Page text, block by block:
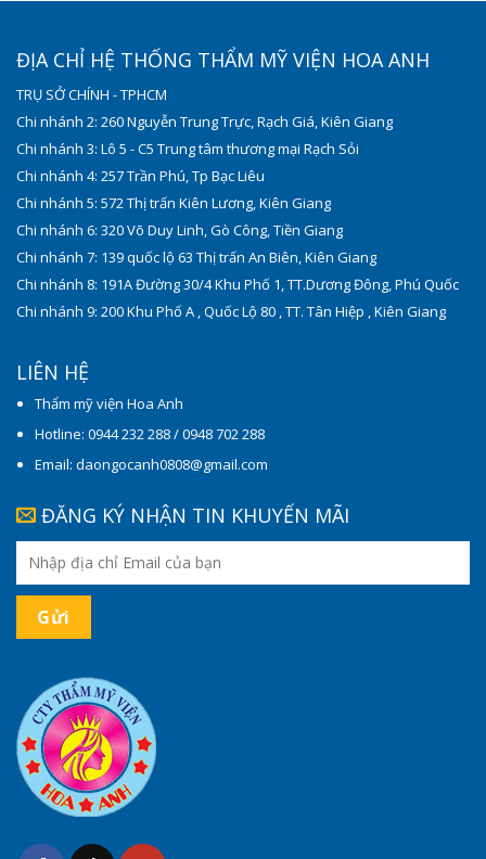
ĐỊA CHỈ HỆ THỐNG THẨM MỸ VIỆN HOA ANH
TRỤ SỞ CHÍNH - TPHCM
Chi nhánh 2: 260 Nguyễn Trung Trực, Rạch Giá, Kiên Giang
Chi nhánh 3: Lô 5 - C5 Trung tâm thương mại Rạch Sỏi
Chi nhánh 4: 257 Trần Phú, Tp Bạc Liêu
Chi nhánh 5: 572 Thị trấn Kiên Lương, Kiên Giang
Chi nhánh 6: 320 Võ Duy Linh, Gò Công, Tiền Giang
Chi nhánh 7: 139 quốc lộ 63 Thị trấn An Biên, Kiên Giang
Chi nhánh 8: 191A Đường 30/4 Khu Phố 1, TT.Dương Đông, Phú Quốc
Chi nhánh 9: 200 Khu Phố A , Quốc Lộ 80 , TT. Tân Hiệp , Kiên Giang
LIÊN HỆ
Thẩm mỹ viện Hoa Anh
Hotline: 0944 232 288 / 0948 702 288
Email: daongocanh0808@gmail.com
ĐĂNG KÝ NHẬN TIN KHUYẾN MÃI